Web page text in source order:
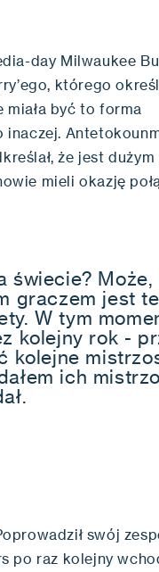
day Milwaukee
którego
miała być to forma
inaczej.
że jest dużym
mieli okazję
świecie?
graczem jest
W tym
kolejny rok -
kolejne
ich
swój
po raz kolejny